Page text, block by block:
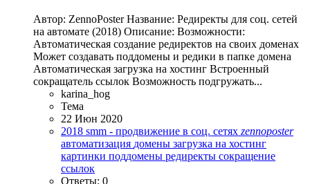
Автор: ZennoPoster Название: Редиректы для соц. сетей
на автомате (2018) Описание: Возможности:
Автоматическая создание редиректов на своих доменах
Может создавать поддомены и редики в папке домена
Автоматическая загрузка на хостинг Встроенный
сокращатель ссылок Возможность подгружать...
karina_hog
Тема
22 Июн 2020
2018 smm - продвижение в соц. сетях zennoposter
автоматизация домены загрузка на хостинг
картинки поддомены редиректы сокращение
ссылок
Ответы: 0